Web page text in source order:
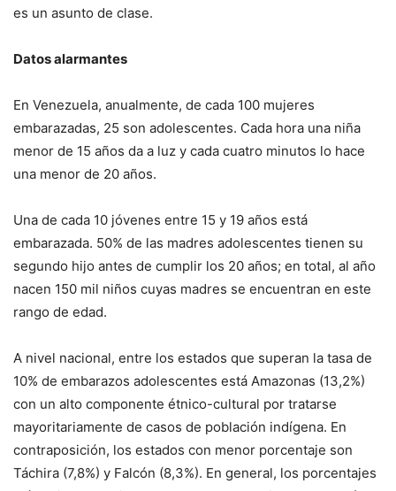
es un asunto de clase.
Datos alarmantes
En Venezuela, anualmente, de cada 100 mujeres
embarazadas, 25 son adolescentes. Cada hora una niña
menor de 15 años da a luz y cada cuatro minutos lo hace
una menor de 20 años.
Una de cada 10 jóvenes entre 15 y 19 años está
embarazada. 50% de las madres adolescentes tienen su
segundo hijo antes de cumplir los 20 años; en total, al año
nacen 150 mil niños cuyas madres se encuentran en este
rango de edad.
A nivel nacional, entre los estados que superan la tasa de
10% de embarazos adolescentes está Amazonas (13,2%)
con un alto componente étnico-cultural por tratarse
mayoritariamente de casos de población indígena. En
contraposición, los estados con menor porcentaje son
Táchira (7,8%) y Falcón (8,3%). En general, los porcentajes